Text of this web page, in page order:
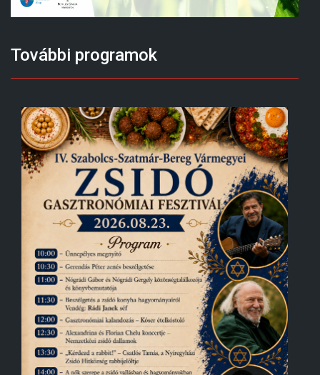
További programok